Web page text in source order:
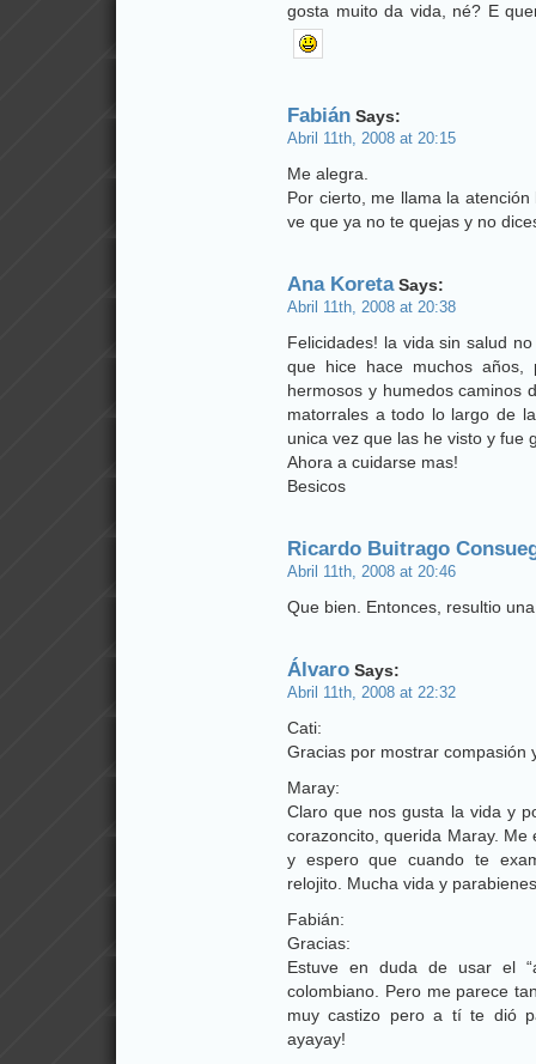
gosta muito da vida, né? E
Fabián Says:
Abril 11th, 2008 at 20:15
Me alegra.
Por cierto, me llama la
ve que ya no te quejas y no
Ana KoretaSays:
Abril 11th, 2008 at 20:38
Felicidades! la vida sin salud
que hice hace muchos
hermosos y humedos caminos
matorrales a todo lo largo de
unica vez que las he visto y fue
Ahora a cuidarse mas!
Besicos
Ricardo Buitrago
Abril 11th, 2008 at 20:46
Que bien. Entonces, resultio
Álvaro Says:
Abril 11th, 2008 at 22:32
Cati:
Gracias por mostrar compasión
Maray:
Claro que nos gusta la vida y
corazoncito, querida Maray.
y espero que cuando te
relojito. Mucha vida y
Fabián:
Gracias:
Estuve en duda de usar el
colombiano. Pero me parece
muy castizo pero a tí te dió
ayayay!